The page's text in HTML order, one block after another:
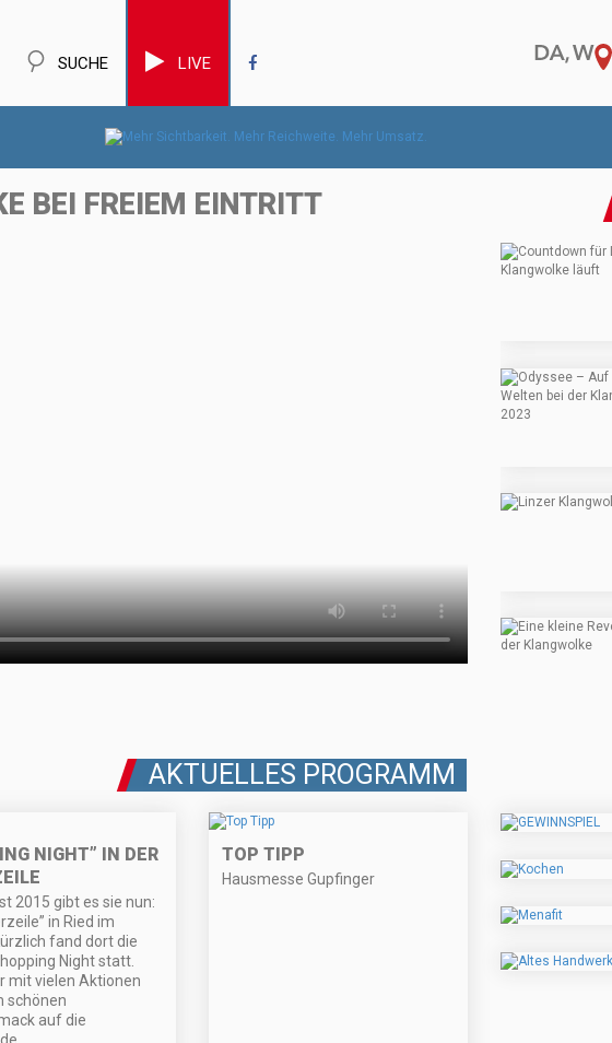
SUCHE LIVE
BEI FREIEM EINTRITT
AKTUELLES PROGRAMM
NIGHT” IN DER
2015 gibt es sie nun:
in Ried im
fand dort die
Night statt.
mit vielen Aktionen
schönen
auf die
TOP TIPP
Hausmesse Gupfinger